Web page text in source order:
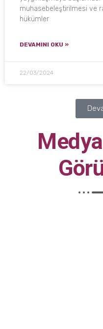
muhasebeleştirilmesi ve
hükümler
DEVAMINI OKU »
22/03/2024